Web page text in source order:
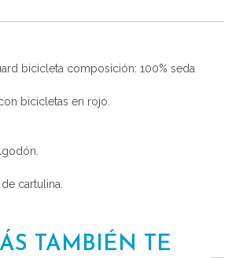
bicicleta composición: 100% seda
bicicletas en rojo.
cartulina.
TAMBIÉN TE